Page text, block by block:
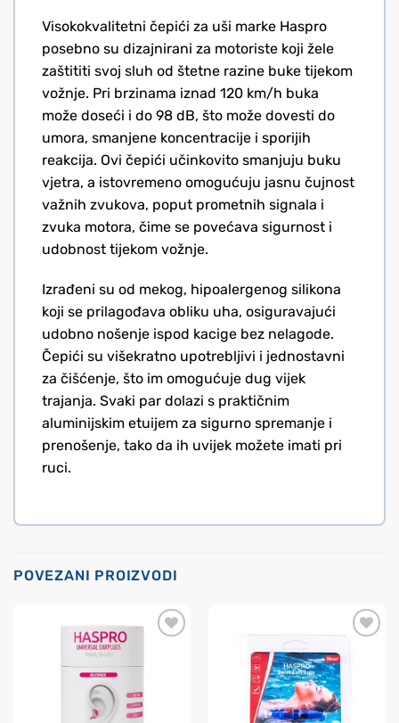
Visokokvalitetni čepići za uši marke Haspro
posebno su dizajnirani za motoriste koji žele
zaštititi svoj sluh od štetne razine buke tijekom
vožnje. Pri brzinama iznad 120 km/h buka
može doseći i do 98 dB, što može dovesti do
umora, smanjene koncentracije i sporijih
reakcija. Ovi čepići učinkovito smanjuju buku
vjetra, a istovremeno omogućuju jasnu čujnost
važnih zvukova, poput prometnih signala i
zvuka motora, čime se povećava sigurnost i
udobnost tijekom vožnje.
Izrađeni su od mekog, hipoalergenog silikona
koji se prilagođava obliku uha, osiguravajući
udobno nošenje ispod kacige bez nelagode.
Čepići su višekratno upotrebljivi i jednostavni
za čišćenje, što im omogućuje dug vijek
trajanja. Svaki par dolazi s praktičnim
aluminijskim etuijem za sigurno spremanje i
prenošenje, tako da ih uvijek možete imati pri
ruci.
POVEZANI PROIZVODI